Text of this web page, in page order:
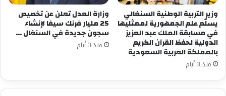
وزير التربية الوطنية السنغالي
يسلّم علم الجمهورية لممثليها
في مسابقة الملك عبد العزيز
الدولية لحفظ القرآن الكريم
بالمملكة العربية السعودية
منذ 3 أيام
وزارة العدل تعلن عن تخصيص
25 مليار فرنك سيفا لإنشاء
سجون جديدة في السنغال …
منذ 3 أيام